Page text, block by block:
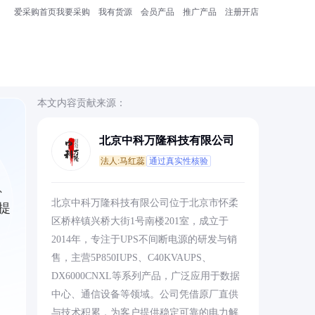
爱采购首页我要采购 我有货源 会员产品 推广产品 注册开店
本文内容贡献来源：
北京中科万隆科技有限公司
法人:马红蕊 通过真实性核验
北京中科万隆科技有限公司位于北京市怀柔
区桥梓镇兴桥大街1号南楼201室，成立于
2014年，专注于UPS不间断电源的研发与销
售，主营5P850IUPS、C40KVAUPS、
DX6000CNXL等系列产品，广泛应用于数据
中心、通信设备等领域。公司凭借原厂直供
与技术积累，为客户提供稳定可靠的电力解